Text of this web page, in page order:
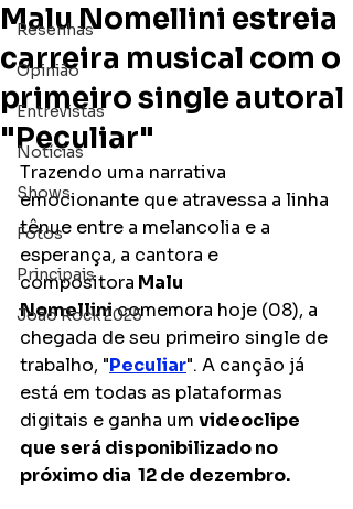
Resenhas
Opinião
Entrevistas
Notícias
Shows
Fotos
Principais
João Rock 2025
Malu Nomellini estreia
carreira musical com o
primeiro single autoral
"Peculiar"
Trazendo uma narrativa
emocionante que atravessa a linha
tênue entre a melancolia e a
esperança, a cantora e
compositora Malu
Nomellini comemora hoje (08), a
chegada de seu primeiro single de
trabalho, "Peculiar". A canção já
está em todas as plataformas
digitais e ganha um videoclipe
que será disponibilizado no
próximo dia  12 de dezembro.